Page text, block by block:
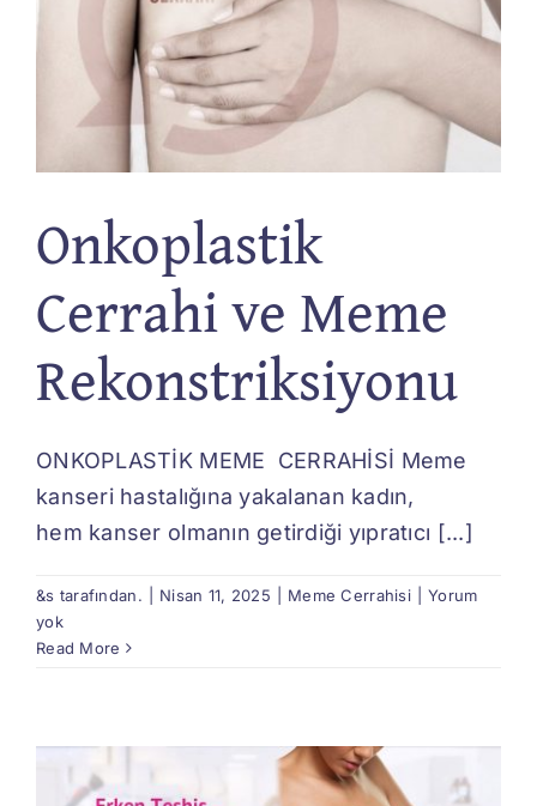
Onkoplastik
Cerrahi ve Meme
Rekonstriksiyonu
ONKOPLASTİK MEME CERRAHİSİ Meme
kanseri hastalığına yakalanan kadın,
hem kanser olmanın getirdiği yıpratıcı [...]
&s tarafından. Nisan 11, 2025 Meme Cerrahisi
Yorum
yok
Read More